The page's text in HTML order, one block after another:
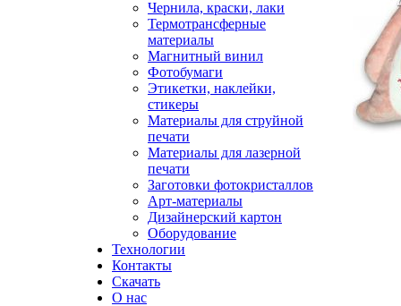
Чернила, краски, лаки
Термотрансферные
материалы
Магнитный винил
Фотобумаги
Этикетки, наклейки,
стикеры
Материалы для струйной
печати
Материалы для лазерной
печати
Заготовки фотокристаллов
Арт-материалы
Дизайнерский картон
Оборудование
Технологии
Контакты
Скачать
О нас